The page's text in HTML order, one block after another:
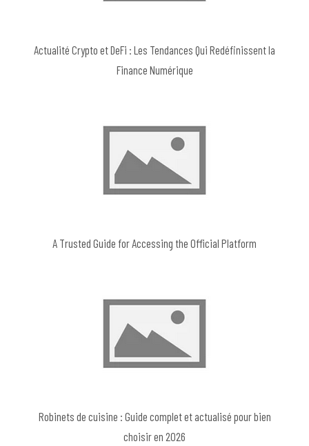
Actualité Crypto et DeFi : Les Tendances Qui Redéfinissent la
Finance Numérique
A Trusted Guide for Accessing the Official Platform
Robinets de cuisine : Guide complet et actualisé pour bien
choisir en 2026